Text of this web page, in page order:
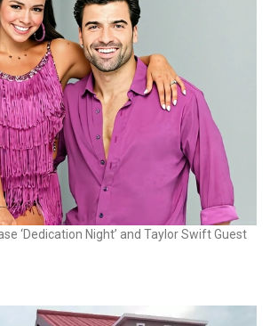
‘Dedication Night’ and Taylor Swift Guest